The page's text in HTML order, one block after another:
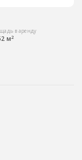
в аренду
м2